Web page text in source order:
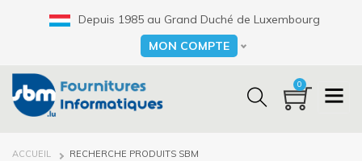
Depuis 1985 au Grand Duché de Luxembourg
Select your language
MON COMPTE
0
FIL
ACCUEIL RECHERCHE PRODUITS SBM